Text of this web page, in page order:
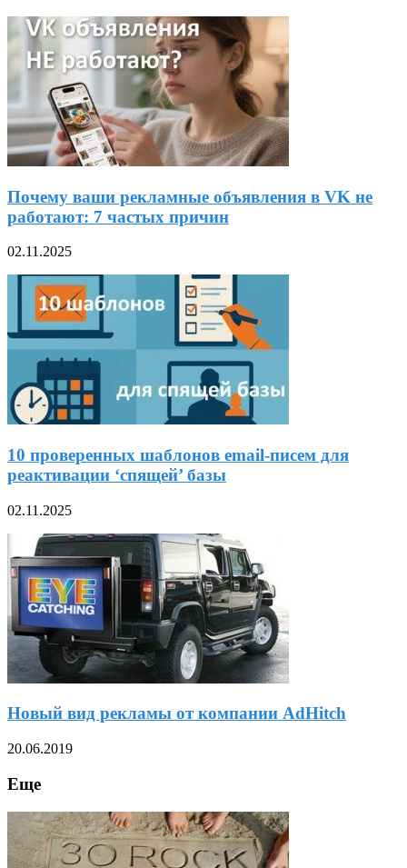
Почему ваши рекламные объявления в VK не
работают: 7 частых причин
02.11.2025
10 проверенных шаблонов email-писем для
реактивации ‘спящей’ базы
02.11.2025
Новый вид рекламы от компании AdHitch
20.06.2019
Еще